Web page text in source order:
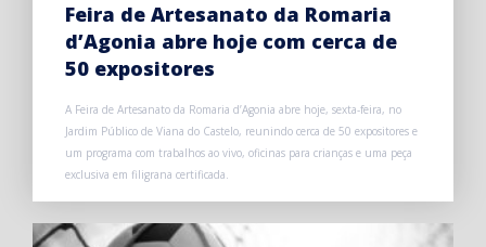
Feira de Artesanato da Romaria
d’Agonia abre hoje com cerca de
50 expositores
A Feira de Artesanato da Romaria d’Agonia abre hoje, sexta-feira, no
Jardim Público de Viana do Castelo, reunindo cerca de 50 expositores e
um programa com trabalhos ao vivo, oficinas para crianças e uma peça
exclusiva em filigrana certificada.